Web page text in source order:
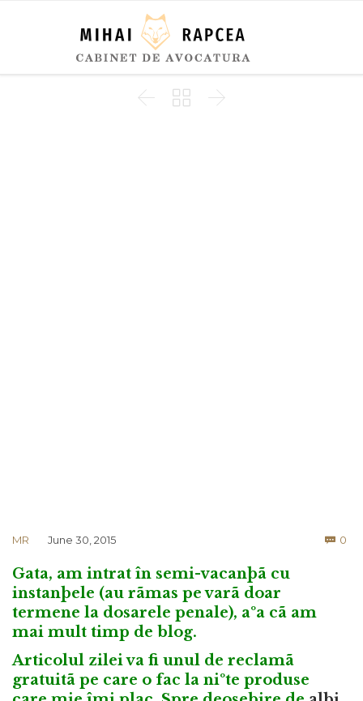
  
MR June 30, 2015  0
Gata, am intrat în semi-vacanþã cu
instanþele (au rãmas pe varã doar
termene la dosarele penale), aºa cã am
mai mult timp de blog.
Articolul zilei va fi unul de reclamã
gratuitã pe care o fac la niºte produse